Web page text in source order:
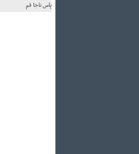
پاس ناجا قم